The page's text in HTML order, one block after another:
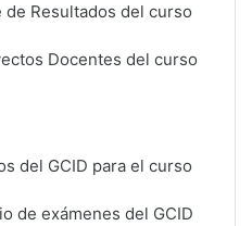
Resultados del curso
Docentes del curso
del GCID para el curso
de exámenes del GCID